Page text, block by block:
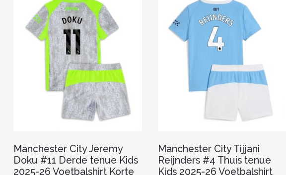
optie
kan
gekozen
worden
op
de
productpagina
kan
gekozen
worden
productpagina
Manchester City Jeremy
Doku #11 Derde tenue Kids
2025-26 Voetbalshirt Korte
Manchester City Tijjani
Reijnders #4 Thuis tenue
Kids 2025-26 Voetbalshirt